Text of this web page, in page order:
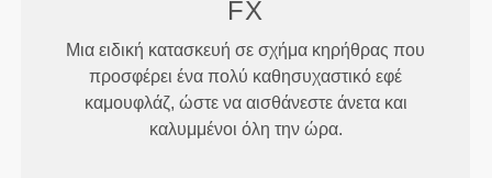
FX
Μια ειδική κατασκευή σε σχήμα κηρήθρας που
προσφέρει ένα πολύ καθησυχαστικό εφέ
καμουφλάζ, ώστε να αισθάνεστε άνετα και
καλυμμένοι όλη την ώρα.